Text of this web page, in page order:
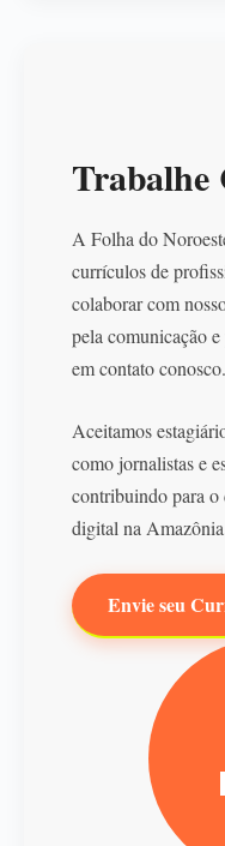
Trabalhe
A Folha do
currículos de
colaborar com
pela comunicação
em contato conosco.
Aceitamos
como jornalistas e
contribuindo para
digital na
Envie seu